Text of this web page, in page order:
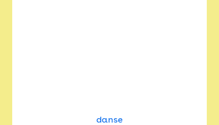
danse